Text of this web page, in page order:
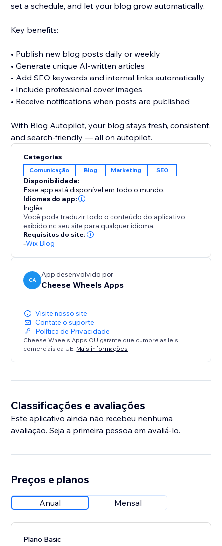
set a schedule, and let your blog grow automatically.
Key benefits:
• Publish new blog posts daily or weekly
• Generate unique AI-written articles
• Add SEO keywords and internal links automatically
• Include professional cover images
• Receive notifications when posts are published
With Blog Autopilot, your blog stays fresh, consistent,
and search-friendly — all on autopilot.
Categorias
Comunicação Blog Marketing SEO
Disponibilidade:
Esse app está disponível em todo o mundo.
Idiomas do app:
Inglês
Você pode traduzir todo o conteúdo do aplicativo
exibido no seu site para qualquer idioma.
Requisitos do site:
-Wix Blog
CA
App desenvolvido por
Cheese Wheels Apps
Visite nosso site
Contate o suporte
Política de Privacidade
Cheese Wheels Apps OU garante que cumpre as leis
comerciais da UE. Mais informações
Classificações e avaliações
Este aplicativo ainda não recebeu nenhuma
avaliação. Seja a primeira pessoa em avaliá-lo.
Preços e planos
Anual Mensal
Plano Basic